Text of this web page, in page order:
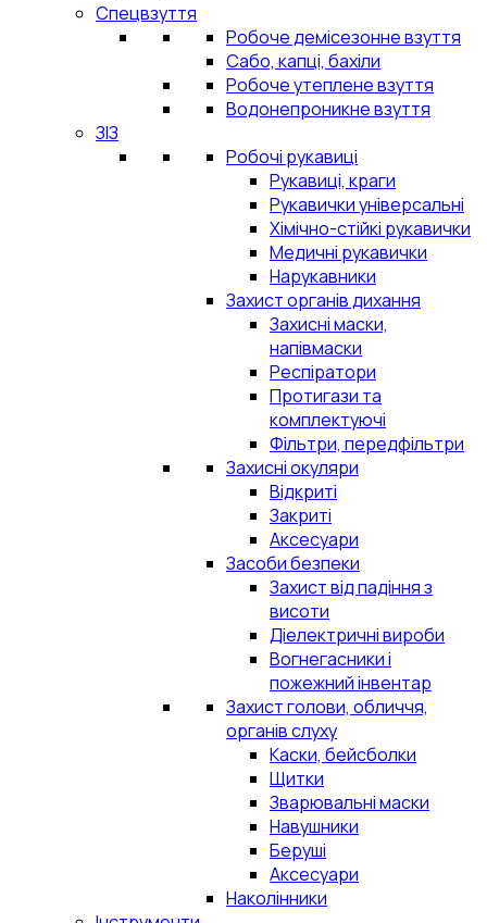
Спецвзуття
Робоче демісезонне взуття
Сабо, капці, бахіли
Робоче утеплене взуття
Водонепроникне взуття
ЗІЗ
Робочі рукавиці
Рукавиці, краги
Рукавички універсальні
Хімічно-стійкі рукавички
Медичні рукавички
Нарукавники
Захист органів дихання
Захисні маски,
напівмаски
Респіратори
Протигази та
комплектуючі
Фільтри, передфільтри
Захисні окуляри
Відкриті
Закриті
Аксесуари
Засоби безпеки
Захист від падіння з
висоти
Діелектричні вироби
Вогнегасники і
пожежний інвентар
Захист голови, обличчя,
органів слуху
Каски, бейсболки
Щитки
Зварювальні маски
Навушники
Беруші
Аксесуари
Наколінники